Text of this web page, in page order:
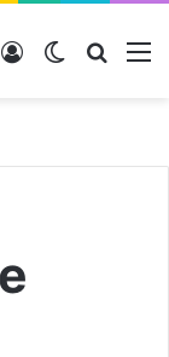
Switch skin
Войти